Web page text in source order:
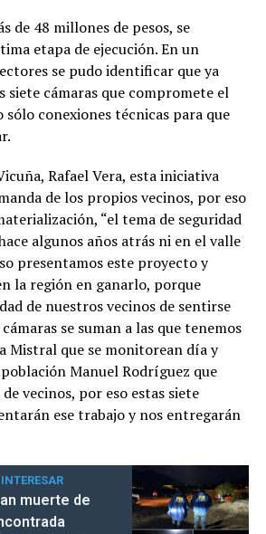
de 48 millones de pesos, se
etapa de ejecución. En un
se pudo identificar que ya
siete cámaras que compromete el
conexiones técnicas para que
Rafael Vera, esta iniciativa
de los propios vecinos, por eso
“el tema de seguridad
algunos años atrás ni en el valle
presentamos este proyecto y
la región en ganarlo, porque
de nuestros vecinos de sentirse
se suman a las que tenemos
Mistral que se monitorean día y
Manuel Rodríguez que
vecinos, por eso estas siete
ese trabajo y nos entregarán
muerte de